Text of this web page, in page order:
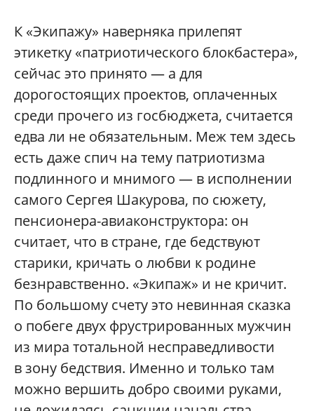
К «Экипажу» наверняка прилепят
этикетку «патриотического блокбастера»,
сейчас это принято — а для
дорогостоящих проектов, оплаченных
среди прочего из госбюджета, считается
едва ли не обязательным. Меж тем здесь
есть даже спич на тему патриотизма
подлинного и мнимого — в исполнении
самого Сергея Шакурова, по сюжету,
пенсионера-авиаконструктора: он
считает, что в стране, где бедствуют
старики, кричать о любви к родине
безнравственно. «Экипаж» и не кричит.
По большому счету это невинная сказка
о побеге двух фрустрированных мужчин
из мира тотальной несправедливости
в зону бедствия. Именно и только там
можно вершить добро своими руками,